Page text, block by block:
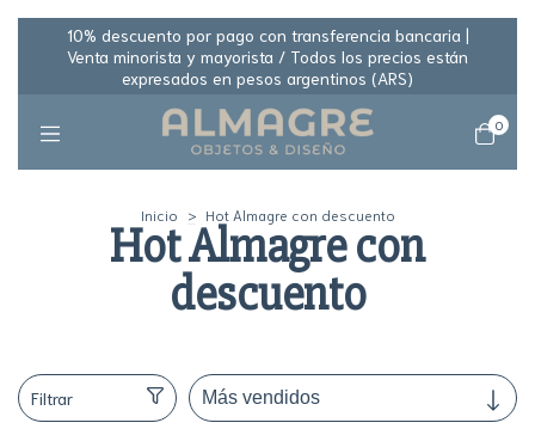
10% descuento por pago con transferencia bancaria |
Venta minorista y mayorista / Todos los precios están
expresados en pesos argentinos (ARS)
0
Inicio > Hot Almagre con descuento
Hot Almagre con
descuento
Filtrar